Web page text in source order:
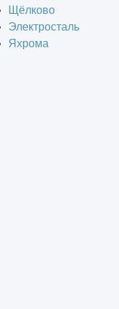
Щёлково
Электросталь
Яхрома